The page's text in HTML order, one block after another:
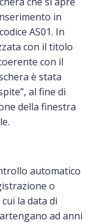
in
AS01. In
con il titolo
con il
è stata
al fine di
della finestra
automatico
o
la data di
ad anni